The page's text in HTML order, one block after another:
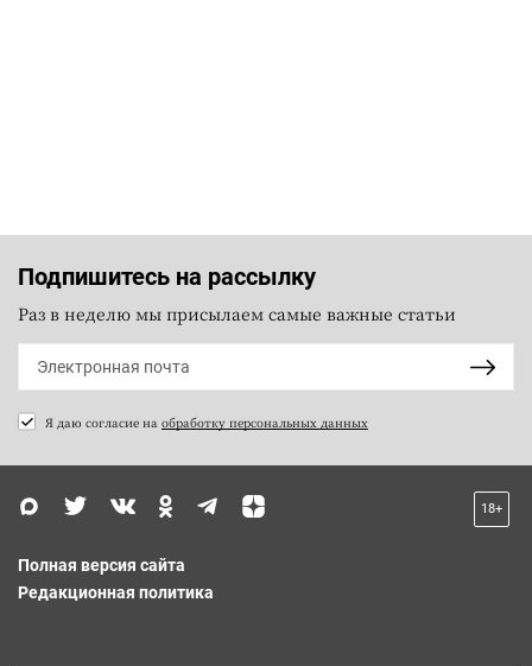
Подпишитесь на рассылку
Раз в неделю мы присылаем самые важные статьи
Я даю согласие на обработку персональных данных
18+
Полная версия сайта
Редакционная политика